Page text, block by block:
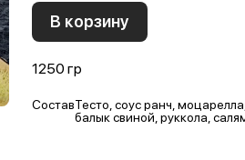
В корзину
1250 гр
СоставТесто, соус ранч,
балык cвинoй, руккола,